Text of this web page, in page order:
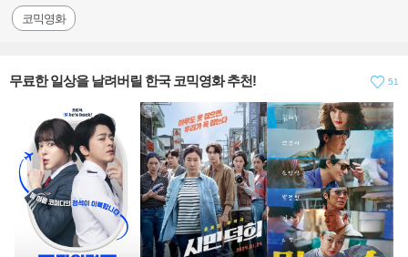
코믹영화
무료한 일상을 날려버릴 한국 코믹영화 추천! 51